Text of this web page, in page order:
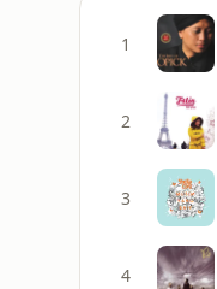
1
2
3
4